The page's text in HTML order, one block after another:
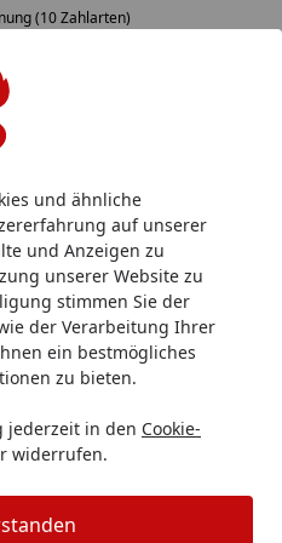
und ähnliche
auf unserer
und Anzeigen zu
unserer Website zu
stimmen Sie der
der Verarbeitung Ihrer
ein bestmögliches
zu bieten.
jederzeit in den Cookie-
widerrufen.
(10 Zahlarten)
OFYR Soft Cover Black 75
75